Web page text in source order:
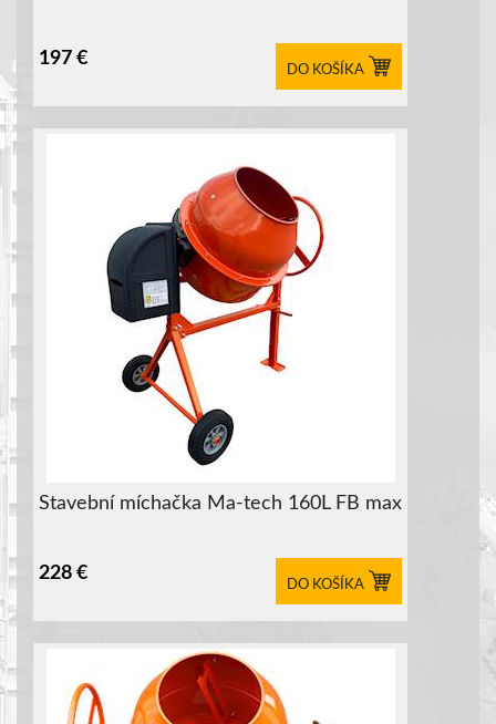
197 €
DO KOŠÍKA
Stavební míchačka Ma-tech 160L FB max
228 €
DO KOŠÍKA